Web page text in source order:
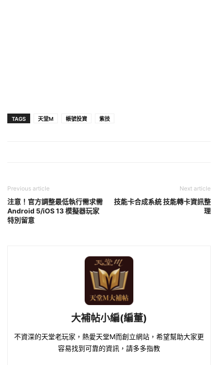
TAGS 天堂M 帳號投資 紫技
Previous article
注意！官方調整最低執行需求需
Android 5/iOS 13 模擬器玩家
特別留意
Next article
技能卡合成系統 技能轉卡資訊整
理
大補帖小編(編董)
不資深的天堂老玩家，熱愛天堂M而創立網站，希望幫助大家更
容易找到可靠的資訊，請多多指教